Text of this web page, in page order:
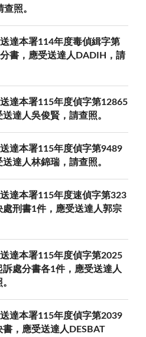
照。
達本署114年度毒偵緝字第
書，應受送達人DADIH，請
達本署115年度偵字第12865
達人吳俊賢，請查照。
達本署115年度偵字第9489
達人林錦瑞，請查照。
達本署115年度速偵字第323
處刑書1件，應受送達人郭宗
達本署115年度偵字第2025
處分書各1件，應受送達人
達本署115年度偵字第2039
，應受送達人DESBAT